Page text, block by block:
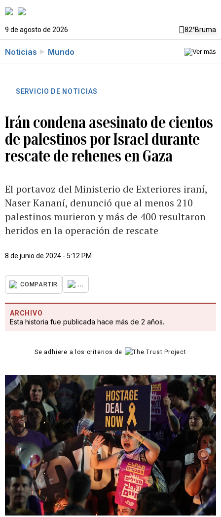
9 de agosto de 2026 82°Bruma
Noticias Mundo
SERVICIO DE NOTICIAS
Irán condena asesinato de cientos
de palestinos por Israel durante
rescate de rehenes en Gaza
El portavoz del Ministerio de Exteriores iraní,
Naser Kananí, denunció que al menos 210
palestinos murieron y más de 400 resultaron
heridos en la operación de rescate
8 de junio de 2024 - 5:12 PM
COMPARTIR ...
ARCHIVO
Esta historia fue publicada hace más de 2 años.
Se adhiere a los criterios de